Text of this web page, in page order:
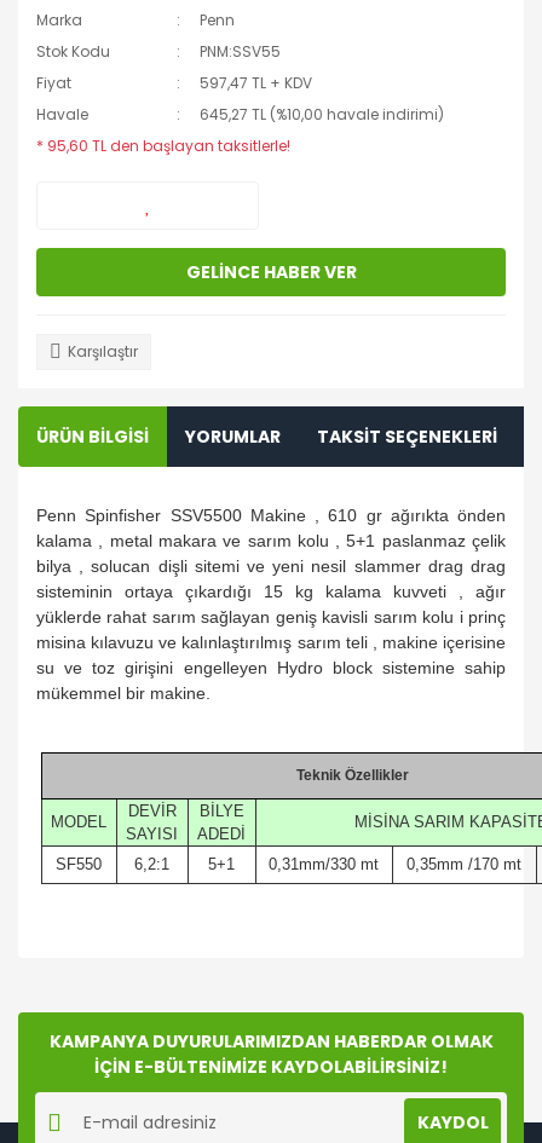
Marka
Penn
Stok Kodu
PNM:SSV55
Fiyat
597,47 TL + KDV
Havale
645,27 TL (%10,00 havale indirimi)
* 95,60 TL den başlayan taksitlerle!
GELİNCE HABER VER
Karşılaştır
ÜRÜN BİLGİSİ YORUMLAR TAKSİT SEÇENEKLERİ
Penn Spinfisher SSV5500 Makine , 610 gr ağırıkta önden
kalama , metal makara ve sarım kolu , 5+1 paslanmaz çelik
bilya , solucan dişli sitemi ve yeni nesil slammer drag drag
sisteminin ortaya çıkardığı 15 kg kalama kuvveti , ağır
yüklerde rahat sarım sağlayan geniş kavisli sarım kolu i prinç
misina kılavuzu ve kalınlaştırılmış sarım teli , makine içerisine
su ve toz girişini engelleyen Hydro block sistemine sahip
mükemmel bir makine.
Teknik Özellikler
MODEL
DEVİR
SAYISI
BİLYE
ADEDİ
MİSİNA SARIM
SF550 6,2:1 5+1 0,31mm/330 mt 0,35mm /170 mt
Yorum Yaz
formunu kullanarak tarafımıza iletebilirsiniz.
Görüş ve önerileriniz için teşekkür ederiz.
Ürün resmi kalitesiz, bozuk veya görüntülenemiyor.
Ürün açıklamasında eksik bilgiler bulunuyor.
KAMPANYA DUYURULARIMIZDAN HABERDAR OLMAK
İÇİN E-BÜLTENİMİZE KAYDOLABİLİRSİNİZ!
KAYDOL